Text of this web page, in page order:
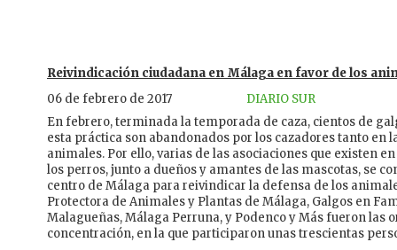
Reivindicación ciudadana en Málaga en favor de los
06 de febrero de 2017
DIARIO SUR
En febrero, terminada la temporada de caza, cientos de
esta práctica son abandonados por los cazadores tanto en
animales. Por ello, varias de las asociaciones que existen
los perros, junto a dueños y amantes de las mascotas, se
centro de Málaga para reivindicar la defensa de los
Protectora de Animales y Plantas de Málaga, Galgos en
Malagueñas, Málaga Perruna, y Podenco y Más fueron las
concentración, en la que participaron unas trescientas